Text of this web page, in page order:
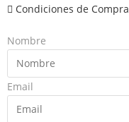
Condiciones de Compra
Nombre
Email